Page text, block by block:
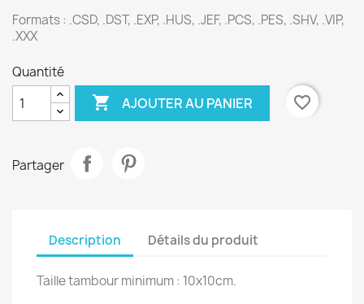
Formats : .CSD, .DST, .EXP, .HUS, .JEF, .PCS, .PES, .SHV, .VIP,
.XXX
Quantité
 AJOUTER AU PANIER favorite_border
Partager
Description Détails du produit
Taille tambour minimum : 10x10cm.